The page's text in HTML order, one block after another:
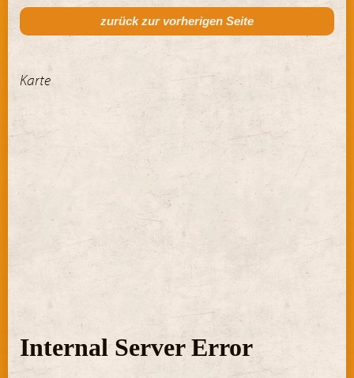
zurück zur vorherigen Seite
Karte
Übersichtskarte mit allen Einträgen anzeigen
+ Karte
vergrößern